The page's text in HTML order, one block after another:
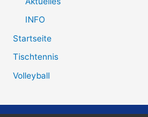
INFO
Startseite
Tischtennis
Volleyball